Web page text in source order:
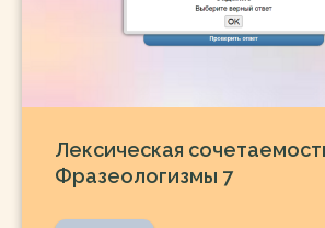
Лексическая
Фразеологизмы 7